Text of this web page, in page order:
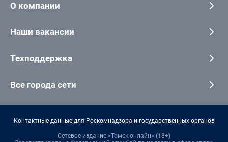
О компании
Наши вакансии
Техподдержка
Все города сети
Контактные данные для Роскомнадзора и государственных органов
Сетевое издание «Томск онлайн» (18+)